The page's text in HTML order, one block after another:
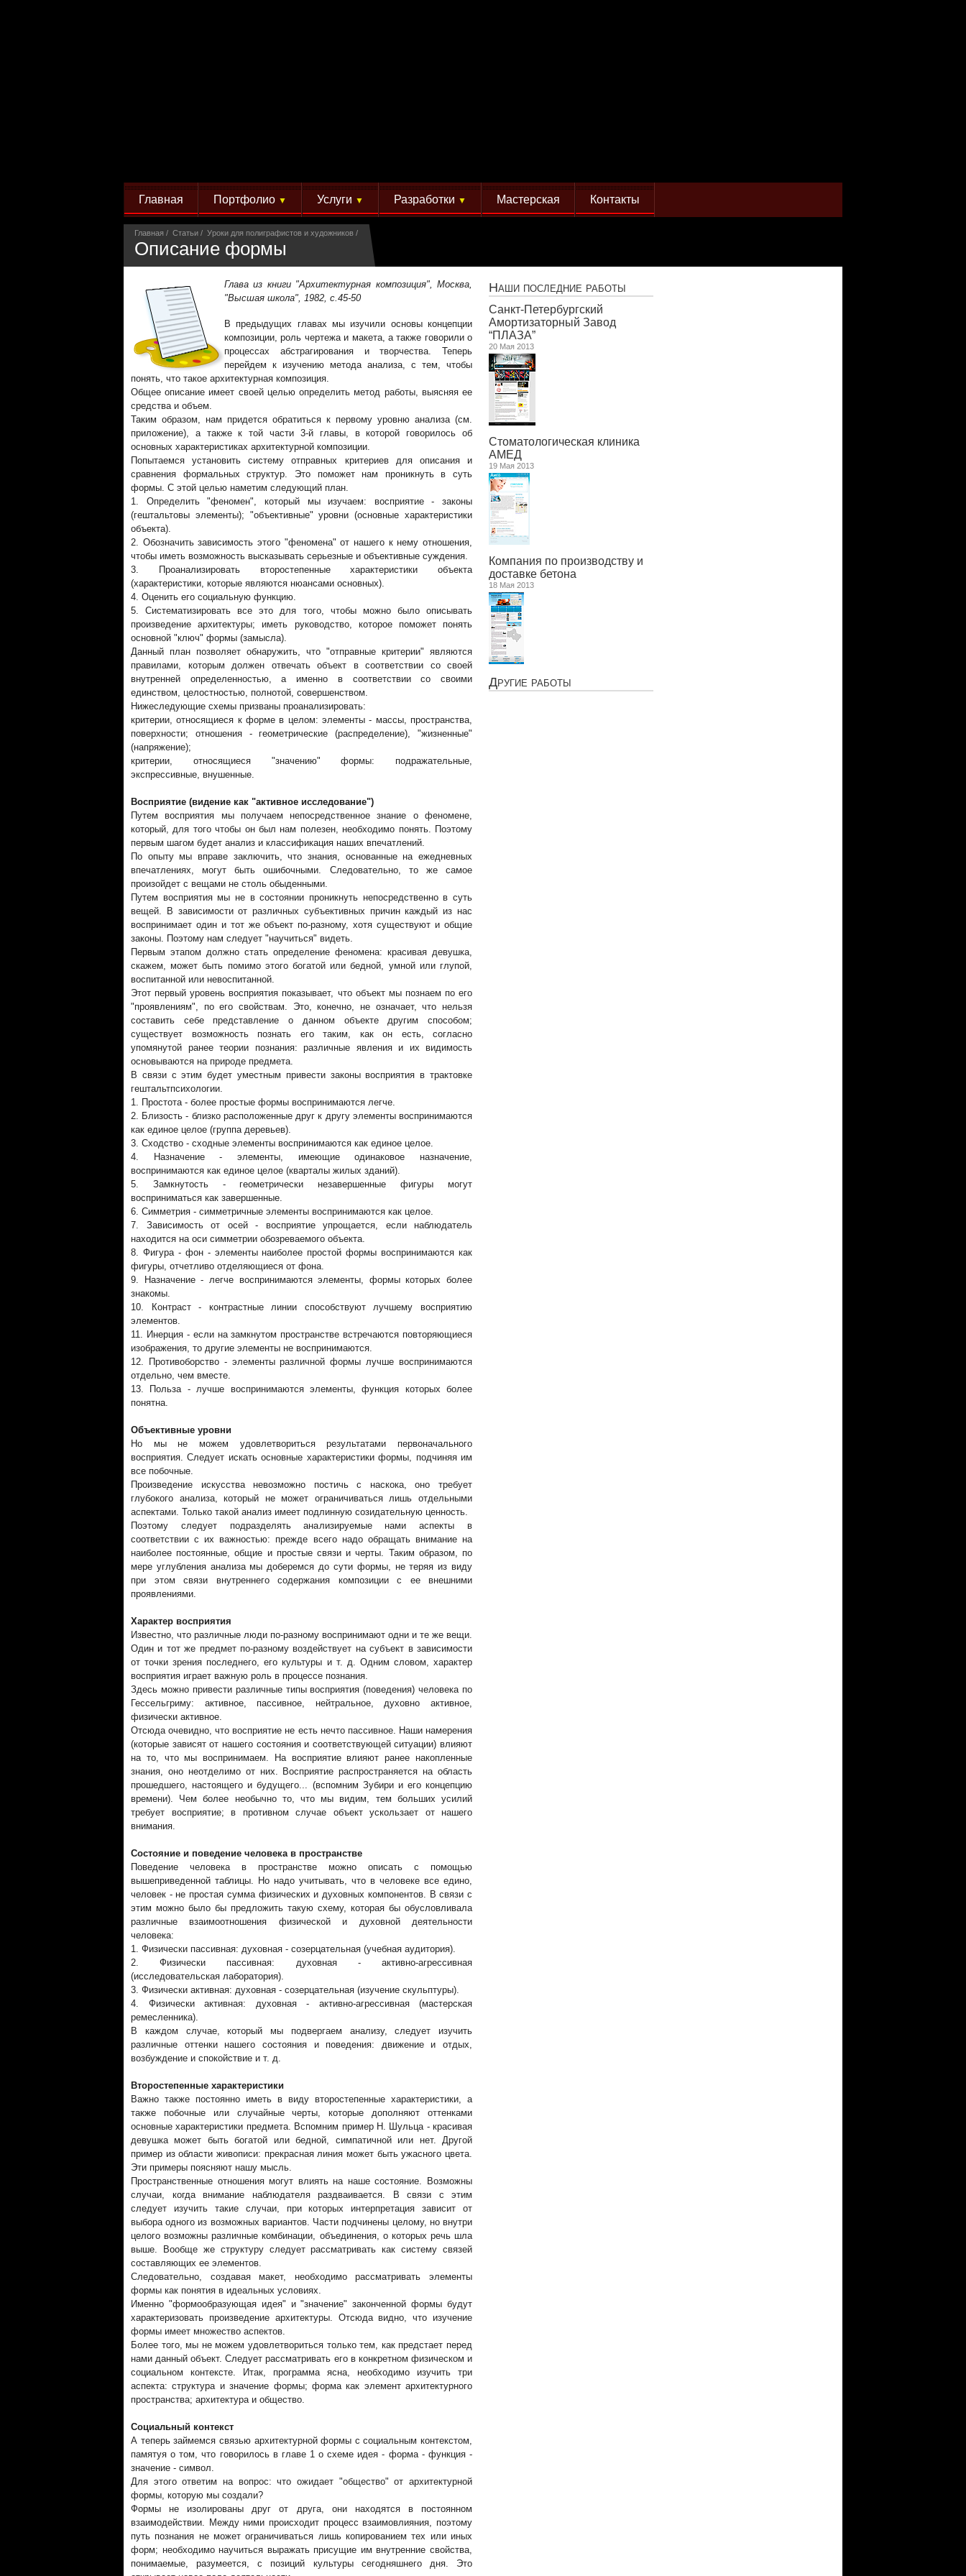
Главная Портфолио ▼ Услуги ▼ Разработки ▼ Мастерская Контакты
Главная Статьи Уроки для полиграфистов и художников
Описание формы
Глава из книги "Архитектурная композиция", Москва,
"Высшая школа", 1982, c.45-50
В предыдущих главах мы изучили основы концепции
композиции, роль чертежа и макета, а также говорили о
процессах абстрагирования и творчества. Теперь
перейдем к изучению метода анализа, с тем, чтобы
понять, что такое архитектурная композиция.
Общее описание имеет своей целью определить метод работы, выясняя ее
средства и объем.
Таким образом, нам придется обратиться к первому уровню анализа (см.
приложение), а также к той части 3-й главы, в которой говорилось об
основных характеристиках архитектурной композиции.
Попытаемся установить систему отправных критериев для описания и
сравнения формальных структур. Это поможет нам проникнуть в суть
формы. С этой целью наметим следующий план.
1. Определить "феномен", который мы изучаем: восприятие - законы
(гештальтовы элементы); "объективные" уровни (основные характеристики
объекта).
2. Обозначить зависимость этого "феномена" от нашего к нему отношения,
чтобы иметь возможность высказывать серьезные и объективные суждения.
3. Проанализировать второстепенные характеристики объекта
(характеристики, которые являются нюансами основных).
4. Оценить его социальную функцию.
5. Систематизировать все это для того, чтобы можно было описывать
произведение архитектуры; иметь руководство, которое поможет понять
основной "ключ" формы (замысла).
Данный план позволяет обнаружить, что "отправные критерии" являются
правилами, которым должен отвечать объект в соответствии со своей
внутренней определенностью, а именно в соответствии со своими
единством, целостностью, полнотой, совершенством.
Нижеследующие схемы призваны проанализировать:
критерии, относящиеся к форме в целом: элементы - массы, пространства,
поверхности; отношения - геометрические (распределение), "жизненные"
(напряжение);
критерии, относящиеся "значению" формы: подражательные,
экспрессивные, внушенные.
Восприятие (видение как "активное исследование")
Путем восприятия мы получаем непосредственное знание о феномене,
который, для того чтобы он был нам полезен, необходимо понять. Поэтому
первым шагом будет анализ и классификация наших впечатлений.
По опыту мы вправе заключить, что знания, основанные на ежедневных
впечатлениях, могут быть ошибочными. Следовательно, то же самое
произойдет с вещами не столь обыденными.
Путем восприятия мы не в состоянии проникнуть непосредственно в суть
вещей. В зависимости от различных субъективных причин каждый из нас
воспринимает один и тот же объект по-разному, хотя существуют и общие
законы. Поэтому нам следует "научиться" видеть.
Первым этапом должно стать определение феномена: красивая девушка,
скажем, может быть помимо этого богатой или бедной, умной или глупой,
воспитанной или невоспитанной.
Этот первый уровень восприятия показывает, что объект мы познаем по его
"проявлениям", по его свойствам. Это, конечно, не означает, что нельзя
составить себе представление о данном объекте другим способом;
существует возможность познать его таким, как он есть, согласно
упомянутой ранее теории познания: различные явления и их видимость
основываются на природе предмета.
В связи с этим будет уместным привести законы восприятия в трактовке
гештальтпсихологии.
1. Простота - более простые формы воспринимаются легче.
2. Близость - близко расположенные друг к другу элементы воспринимаются
как единое целое (группа деревьев).
3. Сходство - сходные элементы воспринимаются как единое целое.
4. Назначение - элементы, имеющие одинаковое назначение,
воспринимаются как единое целое (кварталы жилых зданий).
5. Замкнутость - геометрически незавершенные фигуры могут
восприниматься как завершенные.
6. Симметрия - симметричные элементы воспринимаются как целое.
7. Зависимость от осей - восприятие упрощается, если наблюдатель
находится на оси симметрии обозреваемого объекта.
8. Фигура - фон - элементы наиболее простой формы воспринимаются как
фигуры, отчетливо отделяющиеся от фона.
9. Назначение - легче воспринимаются элементы, формы которых более
знакомы.
10. Контраст - контрастные линии способствуют лучшему восприятию
элементов.
11. Инерция - если на замкнутом пространстве встречаются повторяющиеся
изображения, то другие элементы не воспринимаются.
12. Противоборство - элементы различной формы лучше воспринимаются
отдельно, чем вместе.
13. Польза - лучше воспринимаются элементы, функция которых более
понятна.
Объективные уровни
Но мы не можем удовлетвориться результатами первоначального
восприятия. Следует искать основные характеристики формы, подчиняя им
все побочные.
Произведение искусства невозможно постичь с наскока, оно требует
глубокого анализа, который не может ограничиваться лишь отдельными
аспектами. Только такой анализ имеет подлинную созидательную ценность.
Поэтому следует подразделять анализируемые нами аспекты в
соответствии с их важностью: прежде всего надо обращать внимание на
наиболее постоянные, общие и простые связи и черты. Таким образом, по
мере углубления анализа мы доберемся до сути формы, не теряя из виду
при этом связи внутреннего содержания композиции с ее внешними
проявлениями.
Характер восприятия
Известно, что различные люди по-разному воспринимают одни и те же вещи.
Один и тот же предмет по-разному воздействует на субъект в зависимости
от точки зрения последнего, его культуры и т. д. Одним словом, характер
восприятия играет важную роль в процессе познания.
Здесь можно привести различные типы восприятия (поведения) человека по
Гессельгриму: активное, пассивное, нейтральное, духовно активное,
физически активное.
Отсюда очевидно, что восприятие не есть нечто пассивное. Наши намерения
(которые зависят от нашего состояния и соответствующей ситуации) влияют
на то, что мы воспринимаем. На восприятие влияют ранее накопленные
знания, оно неотделимо от них. Восприятие распространяется на область
прошедшего, настоящего и будущего... (вспомним Зубири и его концепцию
времени). Чем более необычно то, что мы видим, тем больших усилий
требует восприятие; в противном случае объект ускользает от нашего
внимания.
Состояние и поведение человека в пространстве
Поведение человека в пространстве можно описать с помощью
вышеприведенной таблицы. Но надо учитывать, что в человеке все едино,
человек - не простая сумма физических и духовных компонентов. В связи с
этим можно было бы предложить такую схему, которая бы обусловливала
различные взаимоотношения физической и духовной деятельности
человека:
1. Физически пассивная: духовная - созерцательная (учебная аудитория).
2. Физически пассивная: духовная - активно-агрессивная
(исследовательская лаборатория).
3. Физически активная: духовная - созерцательная (изучение скульптуры).
4. Физически активная: духовная - активно-агрессивная (мастерская
ремесленника).
В каждом случае, который мы подвергаем анализу, следует изучить
различные оттенки нашего состояния и поведения: движение и отдых,
возбуждение и спокойствие и т. д.
Второстепенные характеристики
Важно также постоянно иметь в виду второстепенные характеристики, а
также побочные или случайные черты, которые дополняют оттенками
основные характеристики предмета. Вспомним пример Н. Шульца - красивая
девушка может быть богатой или бедной, симпатичной или нет. Другой
пример из области живописи: прекрасная линия может быть ужасного цвета.
Эти примеры поясняют нашу мысль.
Пространственные отношения могут влиять на наше состояние. Возможны
случаи, когда внимание наблюдателя раздваивается. В связи с этим
следует изучить такие случаи, при которых интерпретация зависит от
выбора одного из возможных вариантов. Части подчинены целому, но внутри
целого возможны различные комбинации, объединения, о которых речь шла
выше. Вообще же структуру следует рассматривать как систему связей
составляющих ее элементов.
Следовательно, создавая макет, необходимо рассматривать элементы
формы как понятия в идеальных условиях.
Именно "формообразующая идея" и "значение" законченной формы будут
характеризовать произведение архитектуры. Отсюда видно, что изучение
формы имеет множество аспектов.
Более того, мы не можем удовлетвориться только тем, как предстает перед
нами данный объект. Следует рассматривать его в конкретном физическом и
социальном контексте. Итак, программа ясна, необходимо изучить три
аспекта: структура и значение формы; форма как элемент архитектурного
пространства; архитектура и общество.
Социальный контекст
А теперь займемся связью архитектурной формы с социальным контекстом,
памятуя о том, что говорилось в главе 1 о схеме идея - форма - функция -
значение - символ.
Для этого ответим на вопрос: что ожидает "общество" от архитектурной
формы, которую мы создали?
Формы не изолированы друг от друга, они находятся в постоянном
взаимодействии. Между ними происходит процесс взаимовлияния, поэтому
путь познания не может ограничиваться лишь копированием тех или иных
форм; необходимо научиться выражать присущие им внутренние свойства,
понимаемые, разумеется, с позиций культуры сегодняшнего дня. Это
Наши последние работы
Санкт-Петербургский
Амортизаторный Завод
“ПЛАЗА”
20 Мая 2013
Стоматологическая клиника
АМЕД
19 Мая 2013
Компания по производству и
доставке бетона
18 Мая 2013
Другие работы